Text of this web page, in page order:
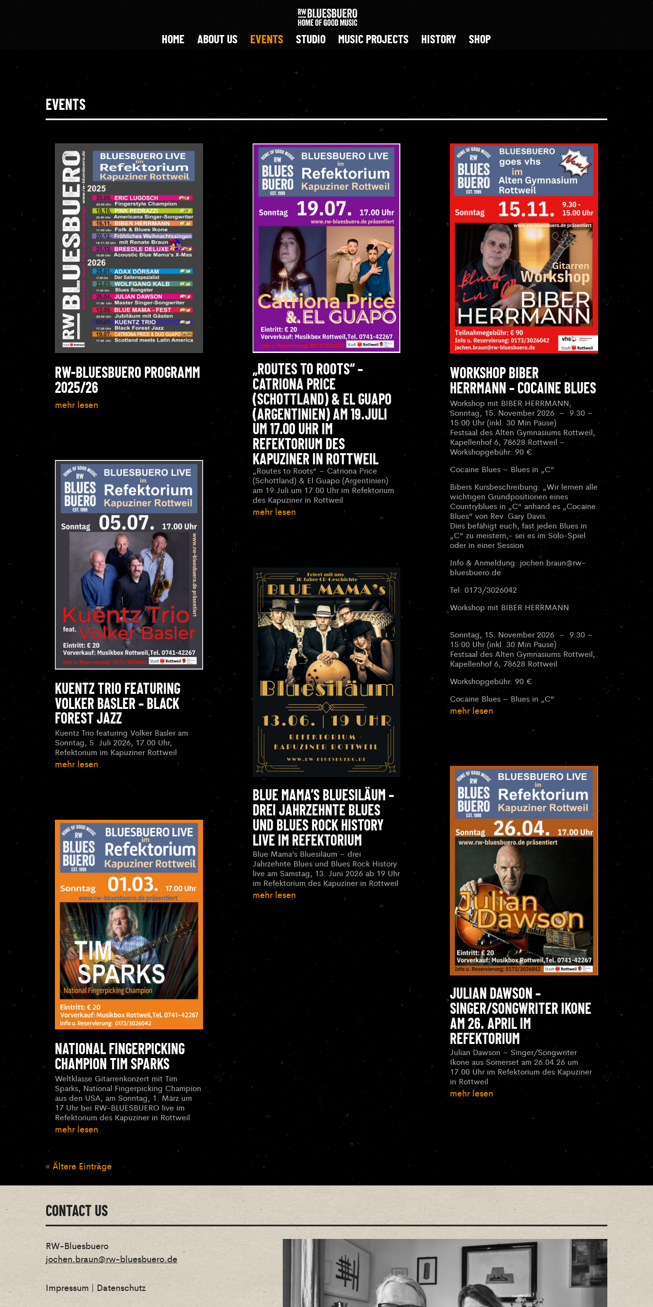
HOME ABOUT US EVENTS STUDIO MUSIC PROJECTS HISTORY SHOP
EVENTS
RW-BLUESBUERO PROGRAMM
2025/26
mehr lesen
KUENTZ TRIO FEATURING
VOLKER BASLER – BLACK
FOREST JAZZ
Kuentz Trio featuring Volker Basler am
Sonntag, 5. Juli 2026, 17.00 Uhr,
Refektorium im Kapuziner Rottweil
mehr lesen
NATIONAL FINGERPICKING
CHAMPION TIM SPARKS
Weltklasse Gitarrenkonzert mit Tim
Sparks, National Fingerpicking Champion
aus den USA, am Sonntag, 1. März um
17 Uhr bei RW-BLUESBUERO live im
Refektorium des Kapuziner in Rottweil
mehr lesen
„ROUTES TO ROOTS“ –
CATRIONA PRICE
(SCHOTTLAND) & EL GUAPO
(ARGENTINIEN) AM 19.JULI
UM 17.00 UHR IM
REFEKTORIUM DES
KAPUZINER IN ROTTWEIL
„Routes to Roots“ – Catriona Price
(Schottland) & El Guapo (Argentinien)
am 19.Juli um 17.00 Uhr im Refektorium
des Kapuziner in Rottweil
mehr lesen
BLUE MAMA’S BLUESILÄUM –
DREI JAHRZEHNTE BLUES
UND BLUES ROCK HISTORY
LIVE IM REFEKTORIUM
Blue Mama’s Bluesiläum – drei
Jahrzehnte Blues und Blues Rock History
live am Samstag, 13. Juni 2026 ab 19 Uhr
im Refektorium des Kapuziner in Rottweil
mehr lesen
WORKSHOP BIBER
HERRMANN – COCAINE BLUES
Workshop mit BIBER HERRMANN,
Sonntag, 15. November 2026 – 9:30 –
15:00 Uhr (inkl. 30 Min Pause)
Festsaal des Alten Gymnasiums Rottweil,
Kapellenhof 6, 78628 Rottweil –
Workshopgebühr: 90 €
Cocaine Blues – Blues in „C“
Bibers Kursbeschreibung: „Wir lernen alle
wichtigen Grundpositionen eines
Countryblues in „C“ anhand es „Cocaine
Blues“ von Rev. Gary Davis.
Dies befähigt euch, fast jeden Blues in
„C“ zu meistern,- sei es im Solo-Spiel
oder in einer Session
Info & Anmeldung: jochen.braun@rw-
bluesbuero.de
Tel: 0173/3026042
Workshop mit BIBER HERRMANN
Sonntag, 15. November 2026 – 9:30 –
15:00 Uhr (inkl. 30 Min Pause)
Festsaal des Alten Gymnasiums Rottweil,
Kapellenhof 6, 78628 Rottweil
Workshopgebühr: 90 €
Cocaine Blues – Blues in „C“
mehr lesen
JULIAN DAWSON –
SINGER/SONGWRITER IKONE
AM 26. APRIL IM
REFEKTORIUM
Julian Dawson – Singer/Songwriter
Ikone aus Somerset am 26.04.26 um
17.00 Uhr im Refektorium des Kapuziner
in Rottweil
mehr lesen
« Ältere Einträge
CONTACT US
RW-Bluesbuero
jochen.braun@rw-bluesbuero.de
Impressum | Datenschutz